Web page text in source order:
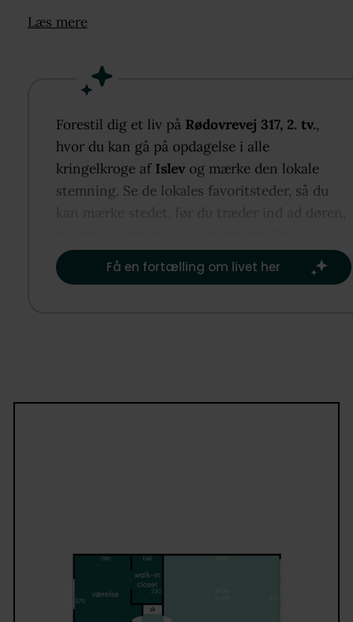
med en gennemført stil og en indretning, som
gennem lejlighedens opholdsrum og værelser og
Lejligheden byder velkommen i en rummelig entré
god plads til både overtøj og opbevaring. Herfra er
adgang til boligens øvrige rum.
Hjemmets naturlige samlingspunkt er den store og
sofaområde. De gode proportioner gør det nemt at
indrette sig, og fra stuen er der direkte udgang til
fornødenheder med rolige omgivelser.
Indkøbsmuligheder findes få hundrede meter fra
ejendommen, mens offentlig transport med både
Læs mere
Forestil dig et liv på Rødovrevej 317, 2. tv.,
hvor du kan gå på opdagelse i alle
kringelkroge af Islev og mærke den lokale
stemning. Se de lokales favoritsteder, så du
kan mærke stedet, før du træder ind ad døren,
Få en fortælling om livet her